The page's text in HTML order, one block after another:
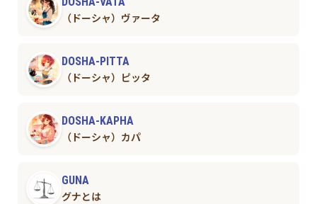
（ドーシャ）ヴァータ
DOSHA-PITTA
（ドーシャ）ピッタ
DOSHA-KAPHA
（ドーシャ）カパ
GUNA
グナとは